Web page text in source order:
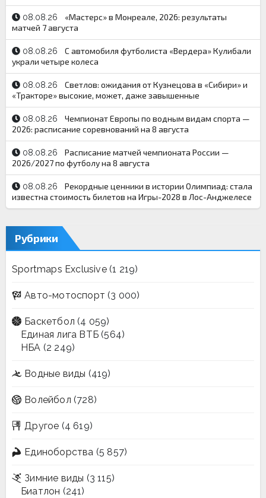
08.08.26
«Мастерс» в Монреале, 2026: результаты
матчей 7 августа
08.08.26
С автомобиля футболиста «Вердера» Кулибали
украли четыре колеса
08.08.26
Светлов: ожидания от Кузнецова в «Сибири» и
«Тракторе» высокие, может, даже завышенные
08.08.26
Чемпионат Европы по водным видам спорта —
2026: расписание соревнований на 8 августа
08.08.26
Расписание матчей чемпионата России —
2026/2027 по футболу на 8 августа
08.08.26
Рекордные ценники в истории Олимпиад: стала
известна стоимость билетов на Игры-2028 в Лос-Анджелесе
Рубрики
Sportmaps Exclusive(1 219)
Авто-мотоспорт (3 000)
Баскетбол (4 059)
Единая лига ВТБ (564)
НБА (2 249)
Водные виды (419)
Волейбол (728)
Другое (4 619)
Единоборства (5 857)
Зимние виды (3 115)
Биатлон (241)